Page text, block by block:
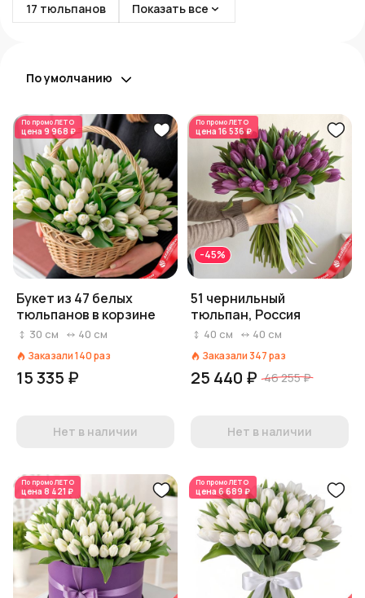
17 тюльпанов
Показать все
По умолчанию
По промоЛЕТО
цена 9 968 ₽
Букет из 47 белых
тюльпанов в корзине
30 см 40 см
Заказали140раз
15 335 ₽
Нет в наличии
По промоЛЕТО
цена 16 536 ₽
-45%
51 чернильный
тюльпан, Россия
40 см 40 см
Заказали 347раз
25 440 ₽ 46 255 ₽
Нет в наличии
По промоЛЕТО
цена 8 421 ₽
По промоЛЕТО
цена 6 689 ₽